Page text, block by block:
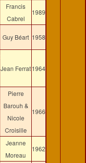
Francis
Cabrel
1989
Guy Béart 1958
Jean Ferrat1964
Pierre
Barouh &
Nicole
Croisille
1966
Jeanne
Moreau
1962